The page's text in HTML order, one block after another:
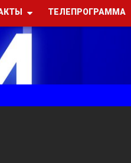
ТЕЛЕПРОГРАММА